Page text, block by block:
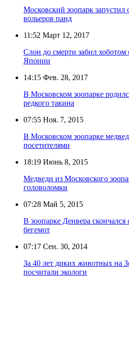
Московский зоопарк
вольеров панд
11:52 Март 12, 2017
Слон до смерти забил хоботом
Японии
14:15 Фев. 28, 2017
В Московском зоопарке
редкого такина
07:55 Ноя. 7, 2015
В Московском зоопарке
посетителями
18:19 Июнь 8, 2015
Медведи из Московского
головоломки
07:28 Май 5, 2015
В зоопарке Денвера
бегемот
07:17 Сен. 30, 2014
За 40 лет диких животных на
посчитали экологи